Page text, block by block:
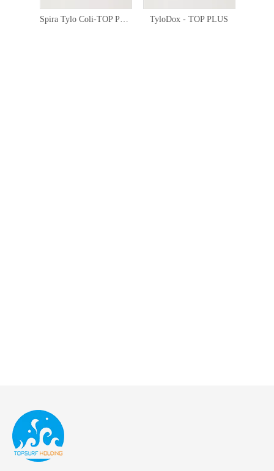
Spira Tylo Coli-TOP Poudre TyloDox - TOP PLUS